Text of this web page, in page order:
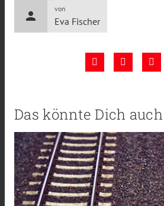
person
von
Eva Fischer
Das könnte Dich